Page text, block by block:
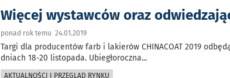
Więcej wystawców oraz
ponad rok temu 24.01.2019
Targi dla producentów farb i lakierów CHINACOAT 2019
dniach 18-20 listopada. Ubiegłoroczna...
AKTUALNOŚCI I PRZEGLĄD RYNKU